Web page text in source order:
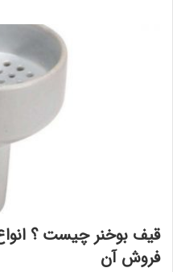
قیف بوخنر چیست ؟
فروش آن